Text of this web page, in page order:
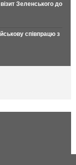
Зеленського до
співпрацю з